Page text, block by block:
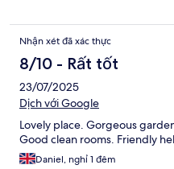
Nhận xét đã xác thực
8/10 - Rất tốt
23/07/2025
Dịch với Google
Lovely place. Gorgeous
Good clean rooms. Friendly
Daniel, nghỉ 1 đêm